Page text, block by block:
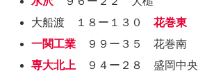
大船渡 １８ー１３０花巻東
一関工業 ９９ー３５ 花巻南
専大北上 ９４ー２８ 盛岡中央